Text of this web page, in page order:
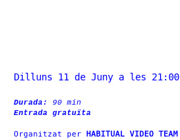
Dilluns 11 de Juny a les 21:00
Durada: 90 min
Entrada gratuïta
Organitzat per HABITUAL VIDEO TEAM